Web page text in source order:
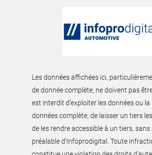
Les données affichées ici,
de donnée complète, ne doivent pas
est interdit d’exploiter les données ou la
données complète, de laisser un tiers
de les rendre accessible à un tiers, sans
préalable d'Infoprodigital. Toute